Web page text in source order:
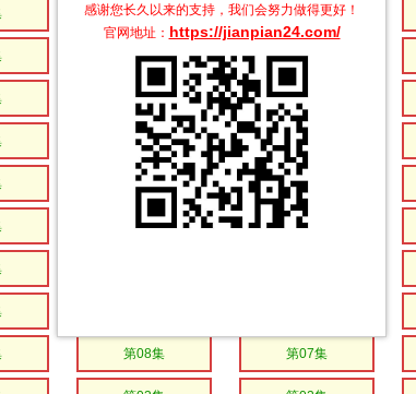
感谢您长久以来的支持，我们会努力做得更好！
官网地址： https://jianpian24.com/
第48集 第47集
第43集 第42集
第38集 第37集
第33集 第32集
第28集 第27集
第23集 第22集
第08集 第07集